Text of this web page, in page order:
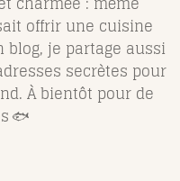
offrir une cuisine
je partage aussi
secrètes pour
À bientôt pour de
🐟